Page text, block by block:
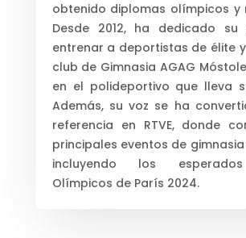
obtenido diplomas olímpicos y
Desde 2012, ha dedicado
entrenar a deportistas de élite
club de Gimnasia AGAG
en el polideportivo que lleva
Además, su voz se ha
referencia en RTVE, donde
principales eventos de
incluyendo los
Olímpicos de París 2024.